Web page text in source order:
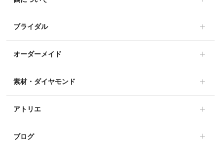
ブライダル
オーダーメイド
素材・ダイヤモンド
アトリエ
ブログ